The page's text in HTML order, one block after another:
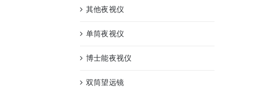
其他夜视仪
单筒夜视仪
博士能夜视仪
双筒望远镜